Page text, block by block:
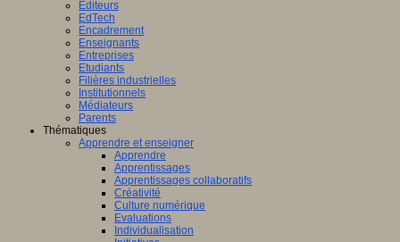
Editeurs
EdTech
Encadrement
Enseignants
Entreprises
Etudiants
Filières industrielles
Institutionnels
Médiateurs
Parents
Thématiques
Apprendre et enseigner
Apprendre
Apprentissages
Apprentissages collaboratifs
Créativité
Culture numérique
Evaluations
Individualisation